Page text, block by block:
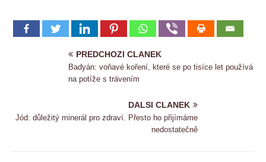
PREDCHOZI CLANEK
Badyán: voňavé koření, které se po tisíce let používá
na potíže s trávením
DALSI CLANEK
Jód: důležitý minerál pro zdraví. Přesto ho přijímáme
nedostatečně